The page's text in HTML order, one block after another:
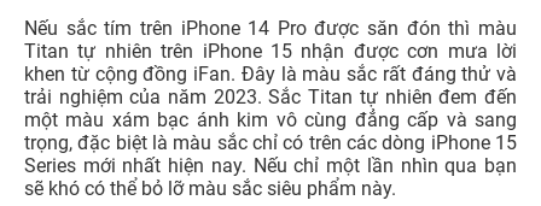
Nếu sắc tím trên iPhone 14 Pro được săn đón thì màu
Titan tự nhiên trên iPhone 15 nhận được cơn mưa lời
khen từ cộng đồng iFan. Đây là màu sắc rất đáng thử và
trải nghiệm của năm 2023. Sắc Titan tự nhiên đem đến
một màu xám bạc ánh kim vô cùng đẳng cấp và sang
trọng, đặc biệt là màu sắc chỉ có trên các dòng iPhone 15
Series mới nhất hiện nay. Nếu chỉ một lần nhìn qua bạn
sẽ khó có thể bỏ lỡ màu sắc siêu phẩm này.